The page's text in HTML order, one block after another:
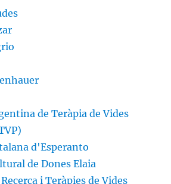
de Teràpia de Vides
d'Esperanto
de Dones Elaia
i Teràpies de Vides